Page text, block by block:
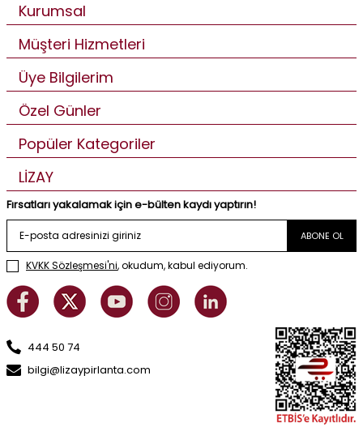
Kurumsal
Müşteri Hizmetleri
Üye Bilgilerim
Özel Günler
Popüler Kategoriler
LİZAY
Fırsatları yakalamak için e-bülten kaydı yaptırın!
ABONE OL
KVKK Sözleşmesi'ni, okudum, kabul ediyorum.
444 50 74
bilgi@lizaypirlanta.com